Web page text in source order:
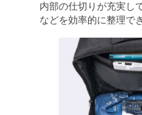
内部の仕切りが充実し
などを効率的に整理で